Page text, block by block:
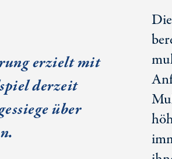
erzielt mit
derzeit
über